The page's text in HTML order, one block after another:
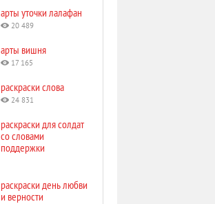
арты уточки лалафан
20 489
арты вишня
17 165
раскраски слова
24 831
раскраски для солдат
со словами
поддержки
раскраски день любви
и верности